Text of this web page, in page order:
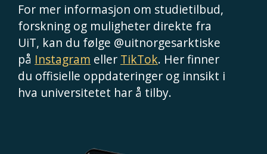
For mer informasjon om studietilbud,
forskning og muligheter direkte fra
UiT, kan du følge @uitnorgesarktiske
på Instagram eller TikTok. Her finner
du offisielle oppdateringer og innsikt i
hva universitetet har å tilby.